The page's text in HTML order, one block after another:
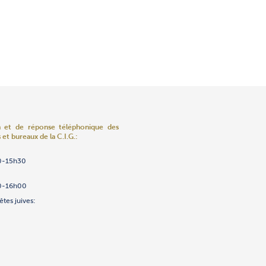
«Edmundo Safdié»
et de réponse téléphonique des
bureaux de la C.I.G.:
15h30
16h00
juives: